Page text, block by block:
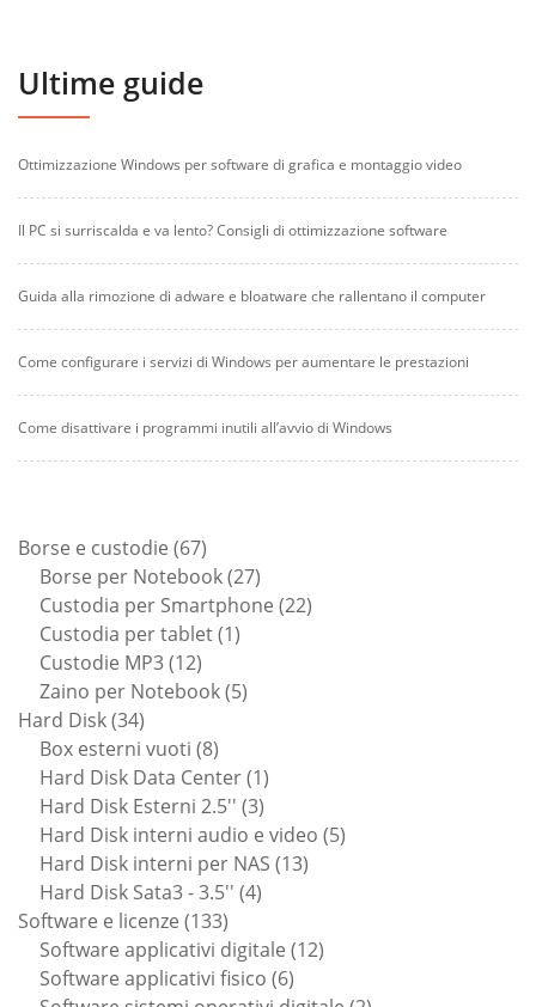
Ultime guide
Ottimizzazione Windows per software di grafica e montaggio video
Il PC si surriscalda e va lento? Consigli di ottimizzazione software
Guida alla rimozione di adware e bloatware che rallentano il computer
Come configurare i servizi di Windows per aumentare le prestazioni
Come disattivare i programmi inutili all’avvio di Windows
Borse e custodie 6767
prodotti
Borse per Notebook 2727
prodotti
Custodia per Smartphone 2222
Custodia per tablet 11
Custodie MP3 1212
prodotti
Zaino per Notebook 55
Hard Disk 3434
prodotti
Box esterni vuoti 88
prodotti
Hard Disk Data Center 11
prodotto
Hard Disk Esterni 2.5'' 33
prodotti
Hard Disk interni audio e video 55
Hard Disk interni per NAS 1313
Hard Disk Sata3 - 3.5'' 44
Software e licenze 133133
prodotti
Software applicativi digitale 1212
Software applicativi fisico 66